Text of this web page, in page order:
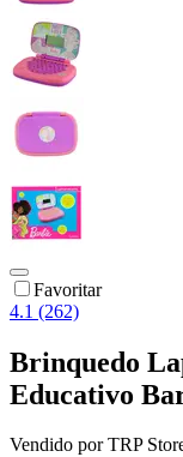
Favoritar
4.1 (262)
Brinquedo
Educativo
Vendido porTRP